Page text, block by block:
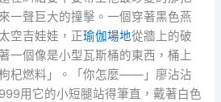
一聲巨大的撞擊。一個穿著黑色燕
空吉娃娃，正瑜伽場地從牆上的破
一個像是小型瓦斯桶的東西，桶上
杞燃料」。「你怎麼——」廖沾沾
用它的小短腿站得筆直，戴著白色